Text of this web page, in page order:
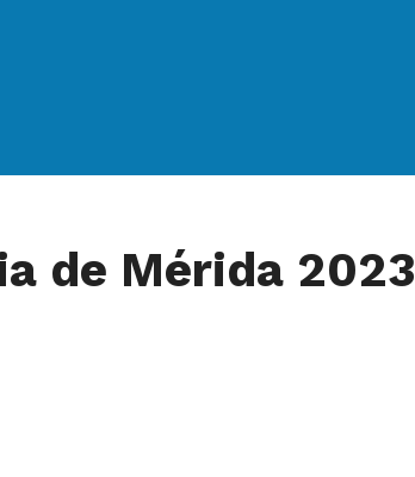
de Mérida 2023